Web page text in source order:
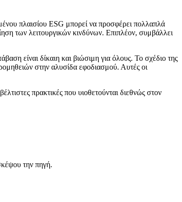
πλαισίου ESG μπορεί να προσφέρει πολλαπλά
των λειτουργικών κινδύνων. Επιπλέον, συμβάλλει
είναι δίκαιη και βιώσιμη για όλους. Το σχέδιο της
στην αλυσίδα εφοδιασμού. Αυτές οι
πρακτικές που υιοθετούνται διεθνώς στον
την πηγή.